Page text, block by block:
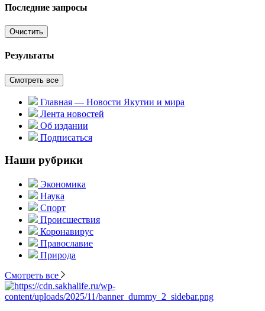
Последние запросы
Очистить
Результаты
Смотреть все
Главная — Новости Якутии и мира
Лента новостей
Об издании
Подписаться
Наши рубрики
Экономика
Наука
Спорт
Происшествия
Коронавирус
Православие
Природа
Смотреть все